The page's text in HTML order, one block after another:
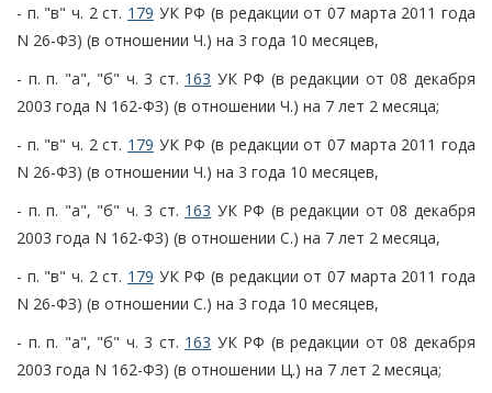
- п. "в" ч. 2 ст. 179 УК РФ (в редакции от 07 марта 2011 года
N 26-ФЗ) (в отношении Ч.) на 3 года 10 месяцев,
- п. п. "а", "б" ч. 3 ст. 163 УК РФ (в редакции от 08 декабря
2003 года N 162-ФЗ) (в отношении Ч.) на 7 лет 2 месяца;
- п. "в" ч. 2 ст. 179 УК РФ (в редакции от 07 марта 2011 года
N 26-ФЗ) (в отношении Ч.) на 3 года 10 месяцев,
- п. п. "а", "б" ч. 3 ст. 163 УК РФ (в редакции от 08 декабря
2003 года N 162-ФЗ) (в отношении С.) на 7 лет 2 месяца,
- п. "в" ч. 2 ст. 179 УК РФ (в редакции от 07 марта 2011 года
N 26-ФЗ) (в отношении С.) на 3 года 10 месяцев,
- п. п. "а", "б" ч. 3 ст. 163 УК РФ (в редакции от 08 декабря
2003 года N 162-ФЗ) (в отношении Ц.) на 7 лет 2 месяца;